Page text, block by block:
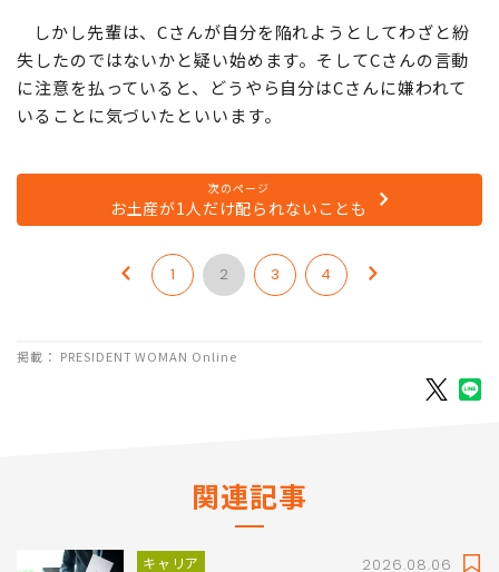
しかし先輩は、Cさんが自分を陥れようとしてわざと紛
失したのではないかと疑い始めます。そしてCさんの言動
に注意を払っていると、どうやら自分はCさんに嫌われて
いることに気づいたといいます。
次のページ
お土産が1人だけ配られないことも
1 2 3 4
掲載： PRESIDENT WOMAN Online
関連記事
キャリア 2026.08.06